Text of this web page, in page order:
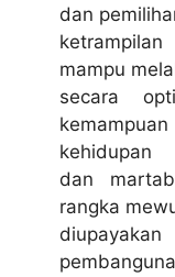
dan
mampu
secara
kehidupan
dan
rangka